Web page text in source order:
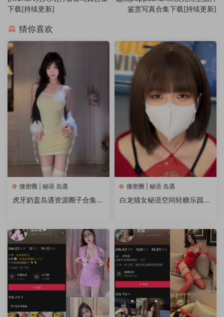
下载[持续更新]
鉴赏写真合集下载[持续更新]
猜你喜欢
微密圈 | 秘语 岛遇
虎牙奶盖岛遇资源圈子合集下
微密圈 | 秘语 岛遇
白龙猫女秘语空间轻糖乐园微